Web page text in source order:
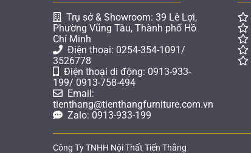
Trụ sở & Showroom: 39 Lê Lợi,
Phường Vũng Tàu, Thành phố Hồ
Chí Minh
Điện thoại: 0254-354-1091/
3526778
Điện thoại di động: 0913-933-
199/ 0913-758-494
Email:
tienthang@tienthangfurniture.com.vn
Zalo: 0913-933-199
Công Ty TNHH Nội Thất Tiến Thắng